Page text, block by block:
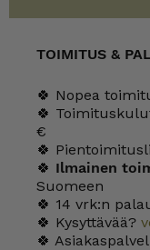
TOIMITUS &
🍀 Nopea
🍀
€
🍀
🍀 Ilmainen
Suomeen
🍀 14 vrk:n
🍀 Kysyttävää?
🍀